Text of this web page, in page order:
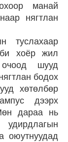
манай
нягтлан
туслахаар
хоёр жил
шууд
бодох
хөтөлбөр
дээрх
дараа нь
оюутнуудад